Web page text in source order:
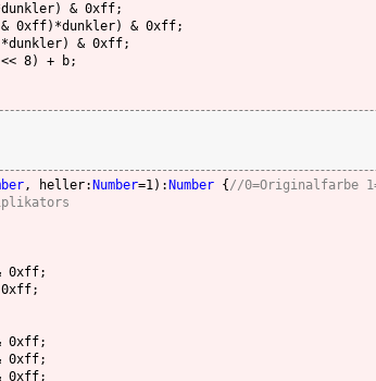
& 0xff;
0xff)*dunkler) & 0xff;
& 0xff;
8) + b;
, heller: Number=1): Number { //0=Originalfarbe
0xff;
0xff;